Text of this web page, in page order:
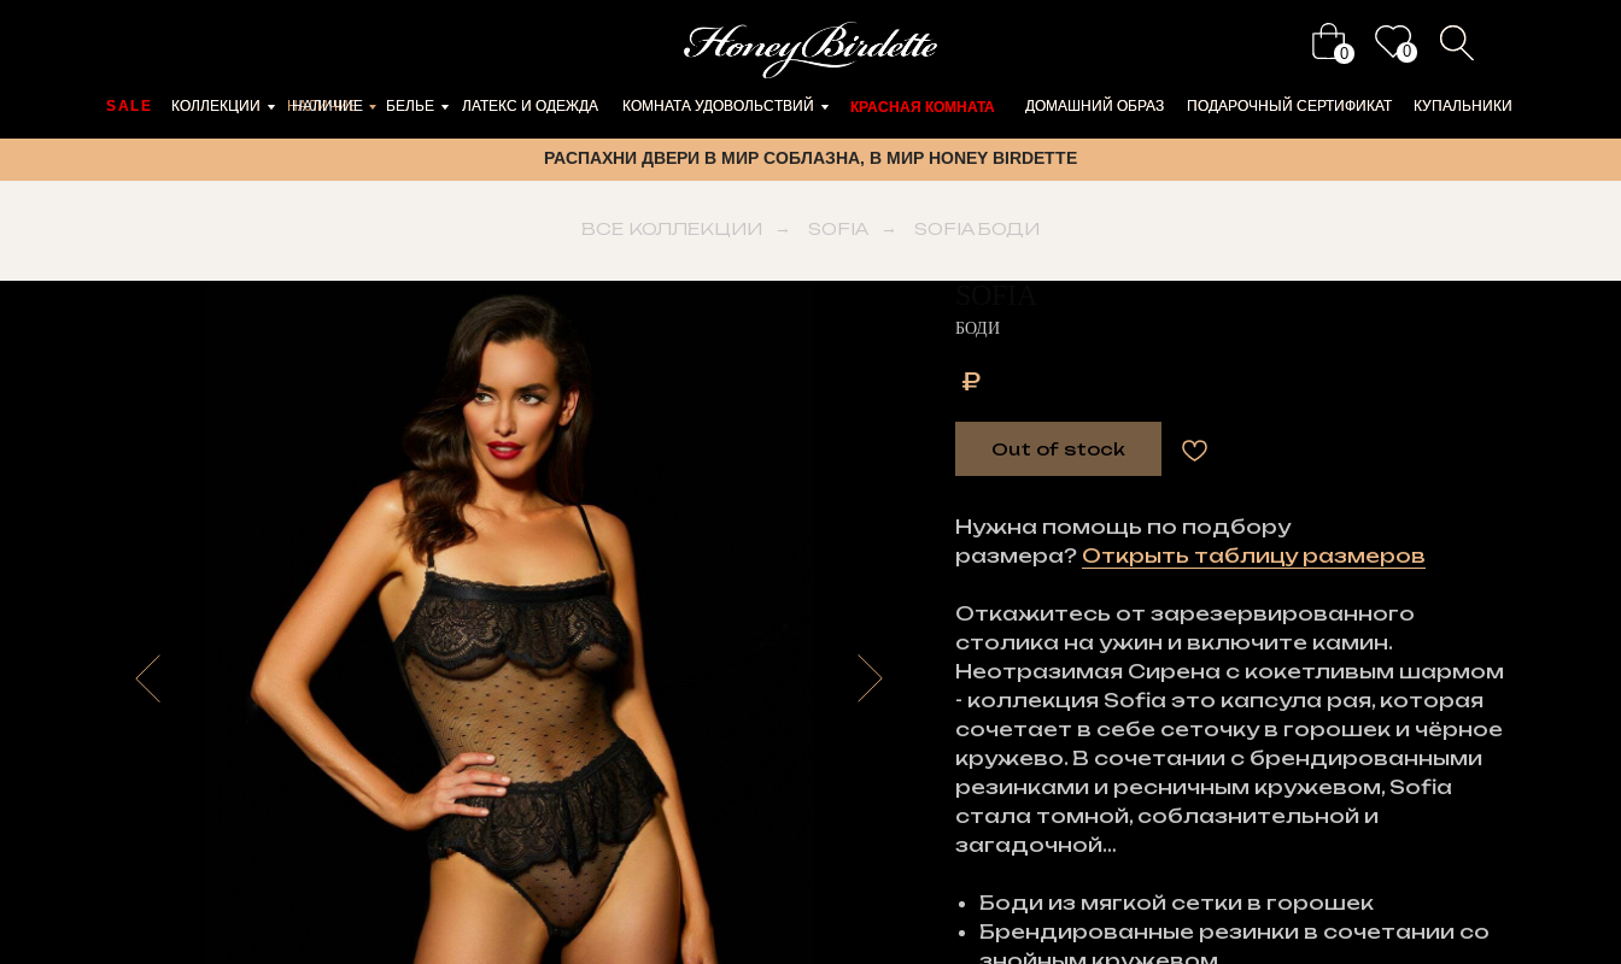
0
0
КОЛЛЕКЦИИ
КОЛЛЕКЦИИ КУПАЛЬНИКИ
КУПАЛЬНИКИ
ПОДАРОЧНЫЙ СЕРТИФИКАТ
ПОДАРОЧНЫЙ СЕРТИФИКАТ
БЕЛЬЕ
БЕЛЬЕ КОМНАТА УДОВОЛЬСТВИЙ
КОМНАТА УДОВОЛЬСТВИЙ
НАЛИЧИЕ
НАЛИЧИЕ ЛАТЕКС И ОДЕЖДА
ЛАТЕКС И ОДЕЖДА ДОМАШНИЙ ОБРАЗ
ДОМАШНИЙ ОБРАЗ
SALE
SALE КРАСНАЯ КОМНАТА
КРАСНАЯ КОМНАТА
РАСПАХНИ ДВЕРИ В МИР СОБЛАЗНА, В МИР HONEY BIRDETTE
ВСЕ КОЛЛЕКЦИИ → SOFIA → SOFIA БОДИ
БОДИ
₽
Out of stock
Нужна помощь по подбору
размера? Открыть таблицу размеров
Откажитесь от зарезервированного
столика на ужин и включите камин.
Неотразимая Сирена с кокетливым шармом
- коллекция Sofia это капсула рая, которая
сочетает в себе сеточку в горошек и чёрное
кружево. В сочетании с брендированными
резинками и ресничным кружевом, Sofia
стала томной, соблазнительной и
загадочной…
Боди из мягкой сетки в горошек
Брендированные резинки в сочетании со